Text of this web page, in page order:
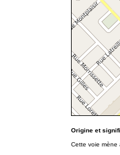
Origine et
Cette voie mène